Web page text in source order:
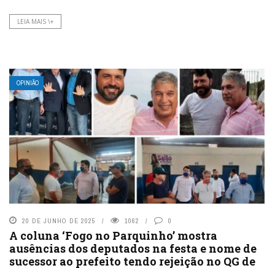
LEIA MAIS \+
OPINIÃO
20 DE JUNHO DE 2025 1062 0
A coluna ‘Fogo no Parquinho’ mostra
ausências dos deputados na festa e nome de
sucessor ao prefeito tendo rejeição no QG de